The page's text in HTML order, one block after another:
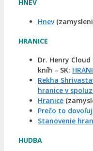
HNEV
Hnev
HRANICE
Dr. Henry
kníh – SK:
Rekha
hranice v
Hranice
Prečo to
Stanovenie
HUDBA